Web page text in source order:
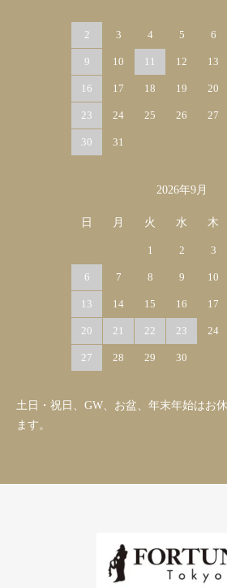
2 3 4 5 6
9 10 11 12 13
16 17 18 19 20
23 24 25 26 27
30 31
2026年9月
日 月 火 水 木
1 2 3
6 7 8 9 10
13 14 15 16 17
20 21 22 23 24
27 28 29 30
土日・祝日、GW、お盆、年末年始はお
ます。